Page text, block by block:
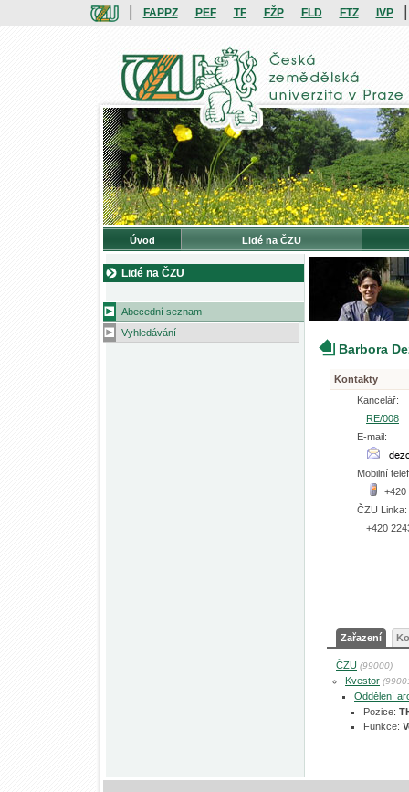
FAPPZ PEF TF FŽP FLD FTZ IVP
Úvod Lidé na ČZU
Lidé na ČZU
Abecední seznam
Vyhledávání
Barbora
Kontakty
Kancelář:
RE/008
E-mail:
Mobilní
+420
ČZU Linka:
+420
Zařazení
ČZU (99000)
Kvestor
Oddělení
Pozice:
Funkce: